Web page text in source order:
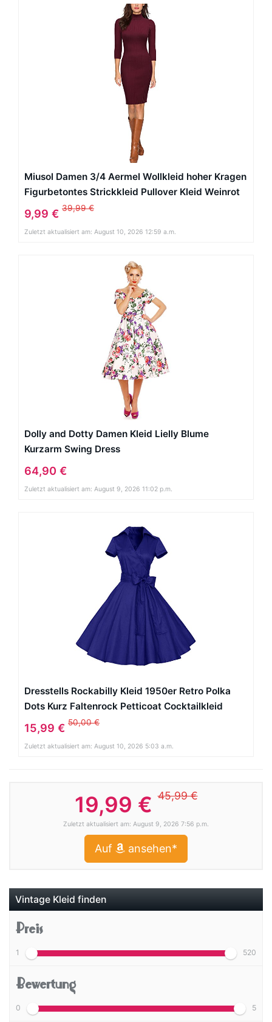
Miusol Damen 3/4 Aermel Wollkleid hoher Kragen
Figurbetontes Strickkleid Pullover Kleid Weinrot
Gr.46/48/L
9,99 € 39,99 €
Zuletzt aktualisiert am: August 10, 2026 12:59 a.m.
Dolly and Dotty Damen Kleid Lielly Blume
Kurzarm Swing Dress
64,90 €
Zuletzt aktualisiert am: August 9, 2026 11:02 p.m.
Dresstells Rockabilly Kleid 1950er Retro Polka
Dots Kurz Faltenrock Petticoat Cocktailkleid
Royalblue M
15,99 € 50,00 €
Zuletzt aktualisiert am: August 10, 2026 5:03 a.m.
19,99 €45,99 €
Zuletzt aktualisiert am: August 9, 2026 7:56 p.m.
Auf ansehen*
Vintage Kleid finden
Preis
1 520
Bewertung
0 5